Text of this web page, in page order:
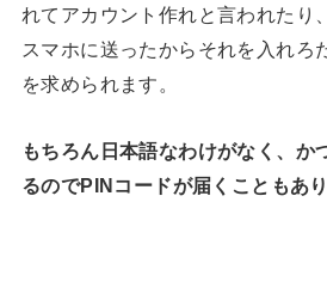
れてアカウント作れと言われたり
スマホに送ったからそれを入れろ
を求められます。
もちろん日本語なわけがなく、か
るのでPINコードが届くこともあり